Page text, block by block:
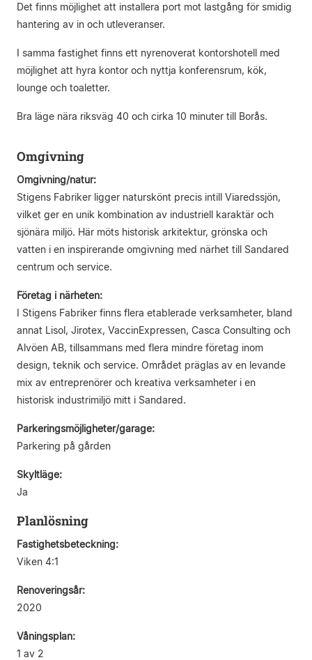
Det finns möjlighet att installera port mot lastgång för smidig
hantering av in och utleveranser.
I samma fastighet finns ett nyrenoverat kontorshotell med
möjlighet att hyra kontor och nyttja konferensrum, kök,
lounge och toaletter.
Bra läge nära riksväg 40 och cirka 10 minuter till Borås.
Omgivning
Omgivning/natur:
Stigens Fabriker ligger naturskönt precis intill Viaredssjön,
vilket ger en unik kombination av industriell karaktär och
sjönära miljö. Här möts historisk arkitektur, grönska och
vatten i en inspirerande omgivning med närhet till Sandared
centrum och service.
Företag i närheten:
I Stigens Fabriker finns flera etablerade verksamheter, bland
annat Lisol, Jirotex, VaccinExpressen, Casca Consulting och
Alvöen AB, tillsammans med flera mindre företag inom
design, teknik och service. Området präglas av en levande
mix av entreprenörer och kreativa verksamheter i en
historisk industrimiljö mitt i Sandared.
Parkeringsmöjligheter/garage:
Parkering på gården
Skyltläge:
Ja
Planlösning
Fastighetsbeteckning:
Viken 4:1
Renoveringsår:
2020
Våningsplan:
1 av 2